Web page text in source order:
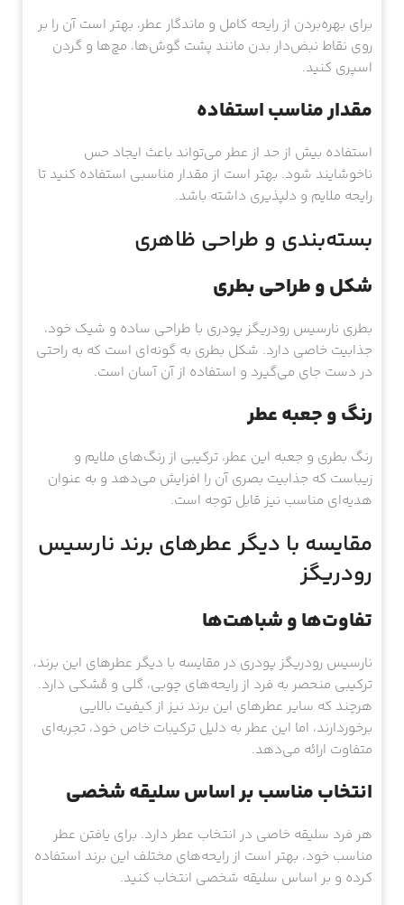
برای بهره‌بردن از رایحه کامل و ماندگار عطر، بهتر است آن را بر
روی نقاط نبض‌دار بدن مانند پشت گوش‌ها، مچ‌ها و گردن
اسپری کنید.
مقدار مناسب استفاده
استفاده بیش از حد از عطر می‌تواند باعث ایجاد حس
ناخوشایند شود. بهتر است از مقدار مناسبی استفاده کنید تا
رایحه ملایم و دلپذیری داشته باشد.
بسته‌بندی و طراحی ظاهری
شکل و طراحی بطری
بطری نارسیس رودریگز پودری با طراحی ساده و شیک خود،
جذابیت خاصی دارد. شکل بطری به گونه‌ای است که به راحتی
در دست جای می‌گیرد و استفاده از آن آسان است.
رنگ و جعبه عطر
رنگ بطری و جعبه این عطر، ترکیبی از رنگ‌های ملایم و
زیباست که جذابیت بصری آن را افزایش می‌دهد و به عنوان
هدیه‌ای مناسب نیز قابل توجه است.
مقایسه با دیگر عطرهای برند نارسیس
رودریگز
تفاوت‌ها و شباهت‌ها
نارسیس رودریگز پودری در مقایسه با دیگر عطرهای این برند،
ترکیبی منحصر به فرد از رایحه‌های چوبی، گلی و مُشکی دارد.
هرچند که سایر عطرهای این برند نیز از کیفیت بالایی
برخوردارند، اما این عطر به دلیل ترکیبات خاص خود، تجربه‌ای
متفاوت ارائه می‌دهد.
انتخاب مناسب بر اساس سلیقه شخصی
هر فرد سلیقه خاصی در انتخاب عطر دارد. برای یافتن عطر
مناسب خود، بهتر است از رایحه‌های مختلف این برند استفاده
کرده و بر اساس سلیقه شخصی انتخاب کنید.